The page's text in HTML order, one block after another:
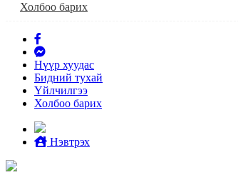
Холбоо барих
Нүүр хуудас
Бидний тухай
Үйлчилгээ
Холбоо барих
Нэвтрэх